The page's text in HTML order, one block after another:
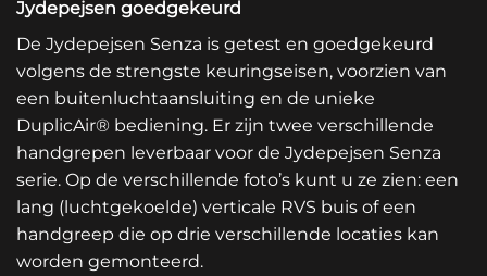
Jydepejsen goedgekeurd
De Jydepejsen Senza is getest en goedgekeurd
volgens de strengste keuringseisen, voorzien van
een buitenluchtaansluiting en de unieke
DuplicAir® bediening. Er zijn twee verschillende
handgrepen leverbaar voor de Jydepejsen Senza
serie. Op de verschillende foto’s kunt u ze zien: een
lang (luchtgekoelde) verticale RVS buis of een
handgreep die op drie verschillende locaties kan
worden gemonteerd.